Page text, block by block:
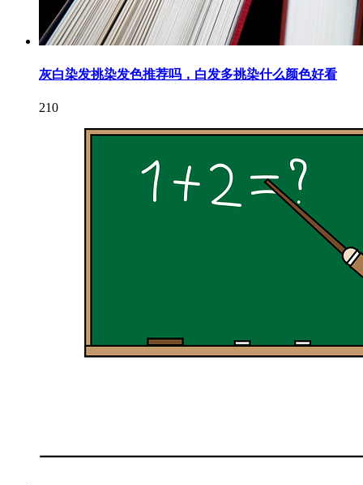
灰白染发挑染发色推荐吗，白发多挑染什么颜色好看
210